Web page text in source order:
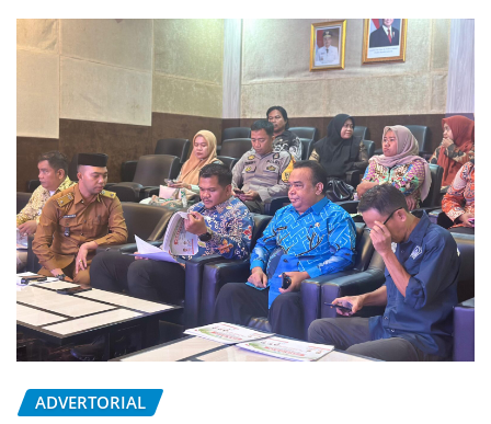
ADVERTORIAL